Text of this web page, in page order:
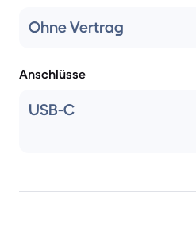
Ohne Vertrag
Anschlüsse
USB-C